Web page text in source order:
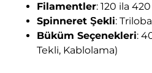
Filamentler: 120 ila 420
Spinneret Şekli:
Büküm Seçenekleri:
Tekli, Kablolama)